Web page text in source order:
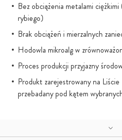
Bez obciążenia metalami
rybiego)
Brak obciążeń i mierzalnych
Hodowla mikroalg w
Proces produkcji przyjazny
Produkt zarejestrowany na
przebadany pod kątem